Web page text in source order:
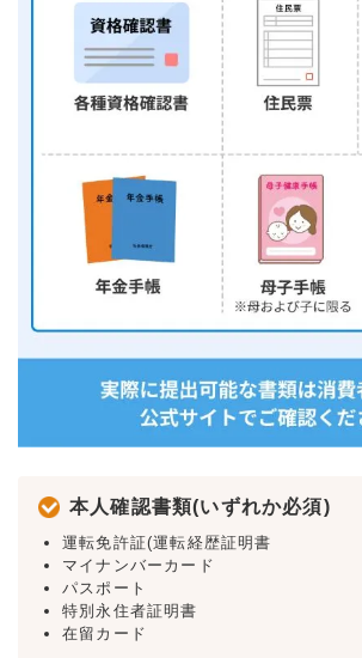
本人確認書類(いずれか必須)
運転免許証(運転経歴証明書
マイナンバーカード
パスポート
特別永住者証明書
在留カード